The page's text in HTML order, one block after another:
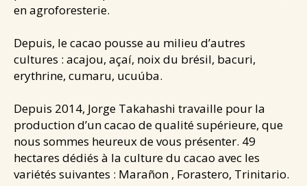
en agroforesterie.
Depuis, le cacao pousse au milieu d’autres
cultures : acajou, açaí, noix du brésil, bacuri,
erythrine, cumaru, ucuúba.
Depuis 2014, Jorge Takahashi travaille pour la
production d’un cacao de qualité supérieure, que
nous sommes heureux de vous présenter. 49
hectares dédiés à la culture du cacao avec les
variétés suivantes : Marañon , Forastero, Trinitario.